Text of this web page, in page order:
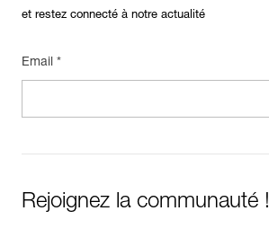
et restez connecté à notre actualité
Email *
Rejoignez la communauté !